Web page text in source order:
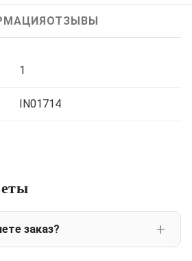
ОТЗЫВЫ
1
IN01714
заказ?